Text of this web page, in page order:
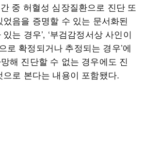
중 허혈성 심장질환으로 진단 또
음을 증명할 수 있는 문서화된
는 경우’, ‘부검감정서상 사인이
로 확정되거나 추정되는 경우’에
해 진단할 수 없는 경우에도 진
으로 본다는 내용이 포함됐다.